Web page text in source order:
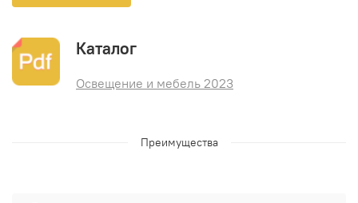
Каталог
Освещение и мебель 2023
Преимущества